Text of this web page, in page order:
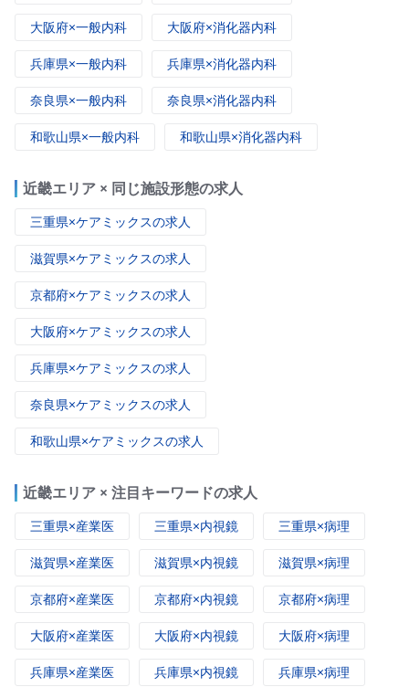
大阪府×一般内科 大阪府×消化器内科
兵庫県×一般内科 兵庫県×消化器内科
奈良県×一般内科 奈良県×消化器内科
和歌山県×一般内科 和歌山県×消化器内科
近畿エリア × 同じ施設形態の求人
三重県×ケアミックスの求人
滋賀県×ケアミックスの求人
京都府×ケアミックスの求人
大阪府×ケアミックスの求人
兵庫県×ケアミックスの求人
奈良県×ケアミックスの求人
和歌山県×ケアミックスの求人
近畿エリア × 注目キーワードの求人
三重県×産業医 三重県×内視鏡 三重県×病理
滋賀県×産業医 滋賀県×内視鏡 滋賀県×病理
京都府×産業医 京都府×内視鏡 京都府×病理
大阪府×産業医 大阪府×内視鏡 大阪府×病理
兵庫県×産業医 兵庫県×内視鏡 兵庫県×病理